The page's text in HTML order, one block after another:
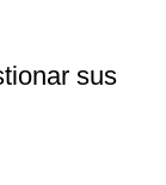
sus